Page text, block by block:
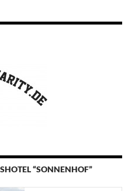
“SONNENHOF”